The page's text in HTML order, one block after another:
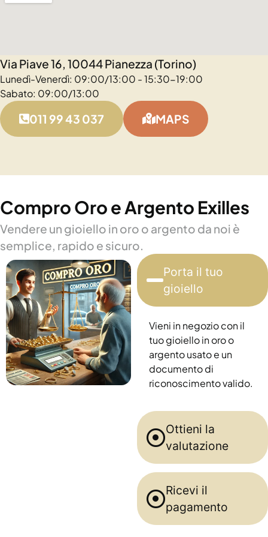
Via Piave 16, 10044 Pianezza (Torino)
Lunedì-Venerdì: 09:00/13:00 - 15:30-19:00
Sabato: 09:00/13:00
011 99 43 037 MAPS
Compro Oro e Argento Exilles
Vendere un gioiello in oro o argento da noi è
semplice, rapido e sicuro.
Porta il tuo
gioiello
Vieni in negozio con il
tuo gioiello in oro o
argento usato e un
documento di
riconoscimento valido.
Ottieni la
valutazione
Ricevi il
pagamento